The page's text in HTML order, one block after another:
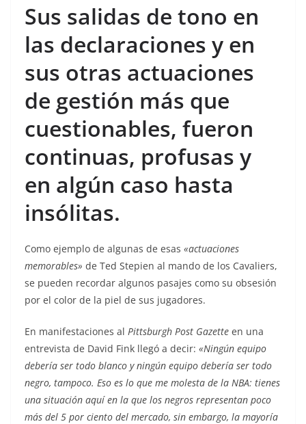
Sus salidas de tono en
las declaraciones y en
sus otras actuaciones
de gestión más que
cuestionables, fueron
continuas, profusas y
en algún caso hasta
insólitas.
Como ejemplo de algunas de esas «actuaciones
memorables» de Ted Stepien al mando de los Cavaliers,
se pueden recordar algunos pasajes como su obsesión
por el color de la piel de sus jugadores.
En manifestaciones al Pittsburgh Post Gazette en una
entrevista de David Fink llegó a decir: «Ningún equipo
debería ser todo blanco y ningún equipo debería ser todo
negro, tampoco. Eso es lo que me molesta de la NBA: tienes
una situación aquí en la que los negros representan poco
más del 5 por ciento del mercado, sin embargo, la mayoría